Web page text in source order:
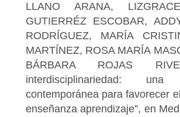
LLANO ARANA,
GUTIERRÉZ ESCOBAR,
RODRÍGUEZ, MARÍA
MARTÍNEZ, ROSA MARÍA
BÁRBARA ROJAS
interdisciplinariedad: una
contemporánea para favorecer
enseñanza aprendizaje”, en